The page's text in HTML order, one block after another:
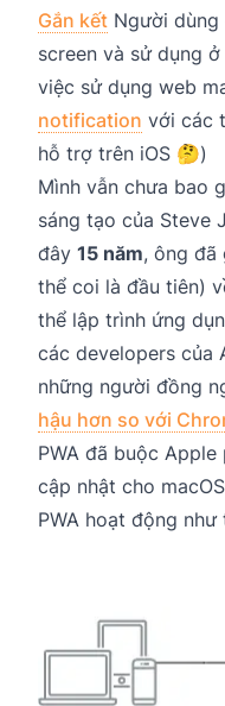
Gắn kết Người
screen và sử dụng
việc sử dụng web
notification với các
hỗ trợ trên iOS 🤔)
Mình vẫn chưa bao
sáng tạo của Steve
đây 15 năm, ông đã
thể coi là đầu tiên)
thể lập trình ứng
các developers của
những người đồng
hậu hơn so với
PWA đã buộc
cập nhật cho
PWA hoạt động như